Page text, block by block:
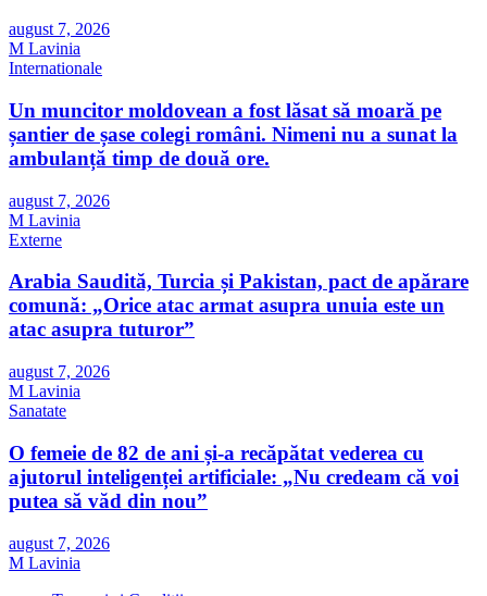
august 7, 2026
M Lavinia
Internationale
Un muncitor moldovean a fost lăsat să moară pe
șantier de șase colegi români. Nimeni nu a sunat la
ambulanță timp de două ore.
august 7, 2026
M Lavinia
Externe
Arabia Saudită, Turcia și Pakistan, pact de apărare
comună: „Orice atac armat asupra unuia este un
atac asupra tuturor”
august 7, 2026
M Lavinia
Sanatate
O femeie de 82 de ani și-a recăpătat vederea cu
ajutorul inteligenței artificiale: „Nu credeam că voi
putea să văd din nou”
august 7, 2026
M Lavinia